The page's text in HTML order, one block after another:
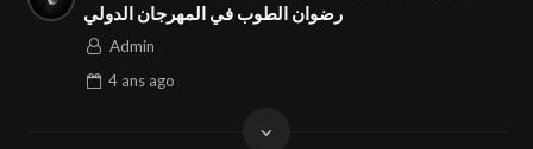
رضوان الطوب في المهرجان الدولي
Admin
4 ans ago